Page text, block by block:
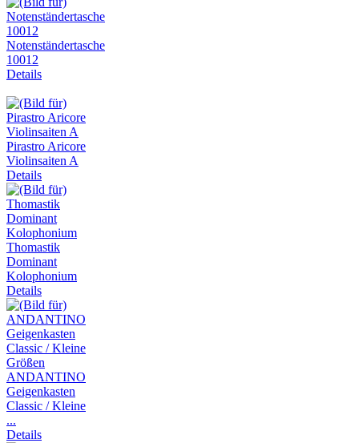
Notenständertasche
10012
Details
Pirastro Aricore
Violinsaiten A
Details
Thomastik
Dominant
Kolophonium
Details
ANDANTINO
Geigenkasten
Classic / Kleine
...
Details